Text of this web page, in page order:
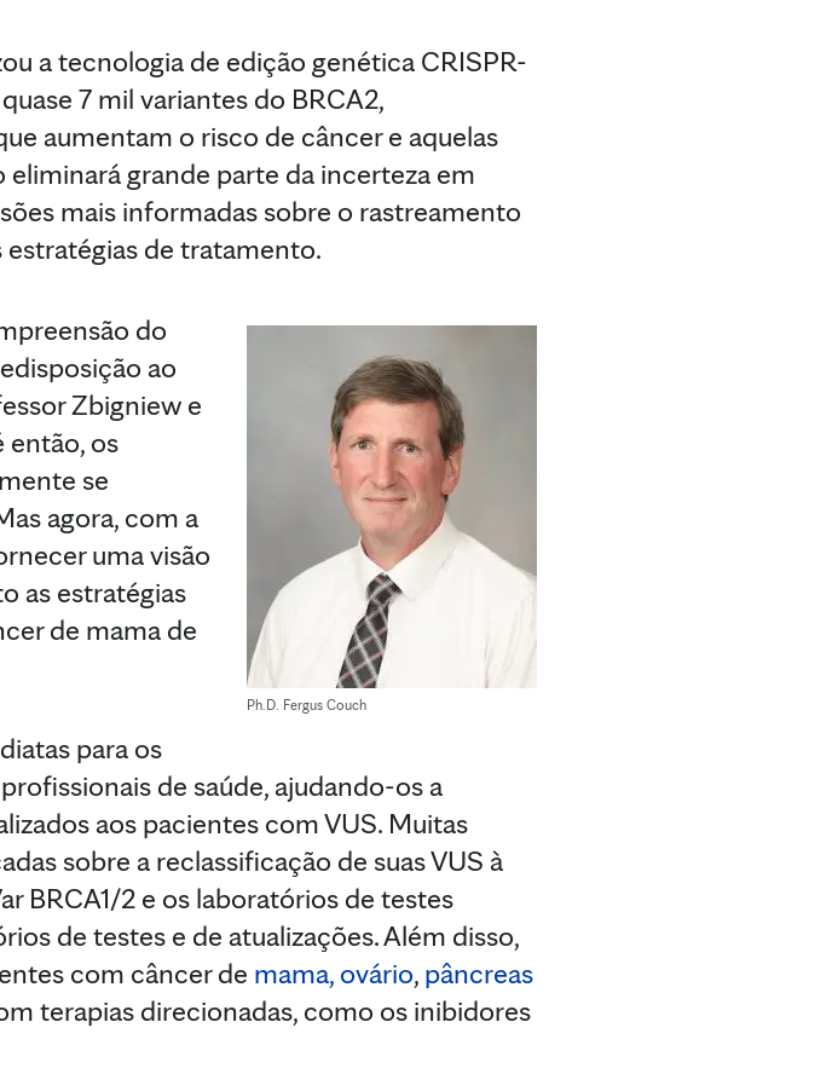
a tecnologia de edição genética CRISPR-
7 mil variantes do BRCA2,
aumentam o risco de câncer e aquelas
grande parte da incerteza em
mais informadas sobre o rastreamento
estratégias de tratamento.
Ph.D. Fergus Couch
do
ao
Zbigniew e
então, os
se
agora, com a
uma visão
as estratégias
de mama de
para os
de saúde, ajudando-os a
aos pacientes com VUS. Muitas
sobre a reclassificação de suas VUS à
BRCA1/2 e os laboratórios de testes
de testes e de atualizações. Além disso,
com câncer de mama, ovário, pâncreas
terapias direcionadas, como os inibidores